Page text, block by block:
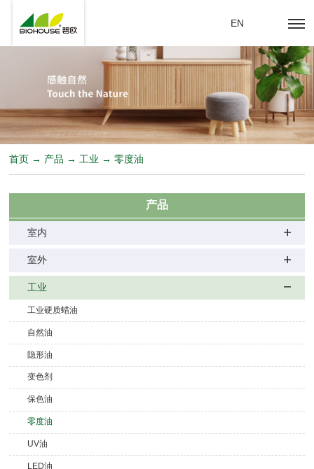
EN
首页 → 产品 → 工业 → 零度油
产品
室内
室外
工业
工业硬质蜡油
自然油
隐形油
变色剂
保色油
零度油
UV油
LED油